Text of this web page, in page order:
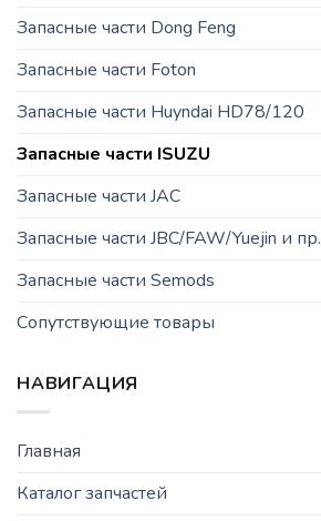
Запасные части Dong Feng
Запасные части Foton
Запасные части Huyndai HD78/120
Запасные части ISUZU
Запасные части JAC
Запасные части JBC/FAW/Yuejin и пр.
Запасные части Semods
Сопутствующие товары
НАВИГАЦИЯ
Главная
Каталог запчастей